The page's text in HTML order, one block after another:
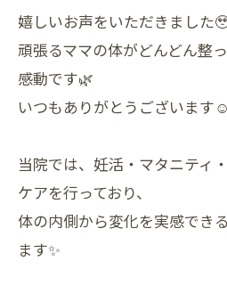
嬉しいお声をいただきました
頑張るママの体がどんどん整
感動です🌿
いつもありがとうございます☺️
当院では、妊活・マタニティ
ケアを行っており、
体の内側から変化を実感でき
ます✨